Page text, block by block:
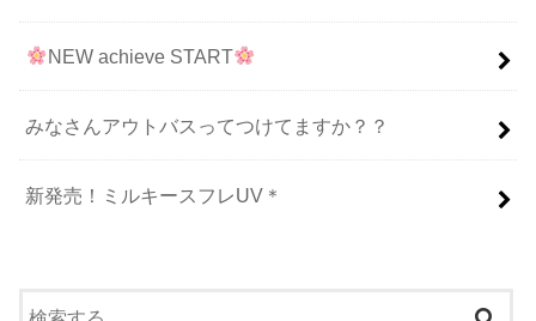
NEW achieve START
みなさんアウトバスってつけてますか？？
新発売！ミルキースフレUV＊